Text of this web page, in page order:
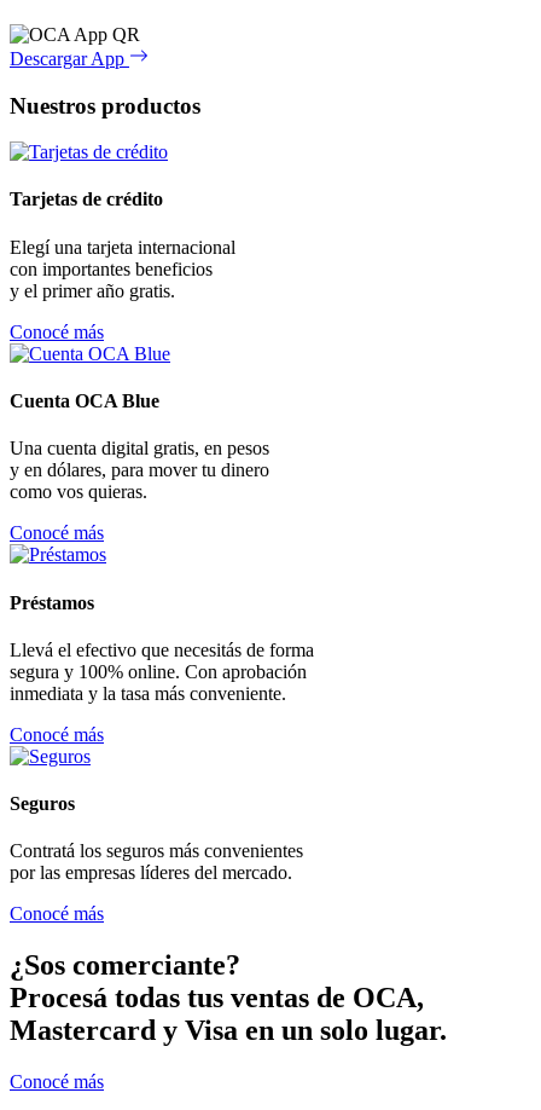
Descargar App
Nuestros productos
Tarjetas de crédito
Elegí una tarjeta internacional
con importantes beneficios
y el primer año gratis.
Conocé más
Cuenta OCA Blue
Una cuenta digital gratis, en pesos
y en dólares, para mover tu dinero
como vos quieras.
Conocé más
Préstamos
Llevá el efectivo que necesitás de forma
segura y 100% online. Con aprobación
inmediata y la tasa más conveniente.
Conocé más
Seguros
Contratá los seguros más convenientes
por las empresas líderes del mercado.
Conocé más
¿Sos comerciante?
Procesá todas tus ventas de OCA,
Mastercard y Visa en un solo lugar.
Conocé más